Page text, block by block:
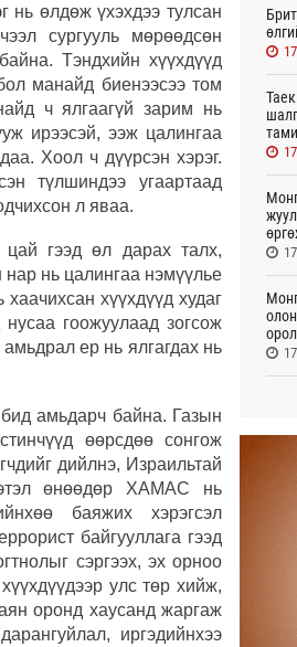
нь өлдөж үхэхдээ тулсан
сургууль мөрөөдсөн
Тэндхийн хүүхдүүд
манайд биенээсээ том
ч ялгаагүй зарим нь
ирээсэй, ээж цалингаа
Хоол ч дүүрсэн хэрэг.
түлшиндээ угаартаад
л яваа.
гээд өл дарах талх,
нар нь цалингаа нэмүүлье
хүүхдүүд худаг
гоожуулаад зогсож
ер нь ялгагдах нь
амьдарч байна. Газын
өөрсдөө сонгож
дийлнэ, Израильтай
өнөөдөр ХАМАС нь
баяжих хэрэгсэл
байгууллага гээд
сэргээх, эх орноо
улс төр хийж,
оронд хаусанд жаргаж
иргэдийнхээ